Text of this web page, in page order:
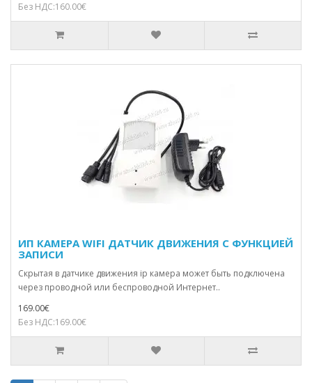
Без НДС:160.00€
ИП КАМЕРА WIFI ДАТЧИК ДВИЖЕНИЯ С ФУНКЦИЕЙ
ЗАПИСИ
Скрытая в датчике движения ip камера может быть подключена
через проводной или беспроводной Интернет..
169.00€
Без НДС:169.00€